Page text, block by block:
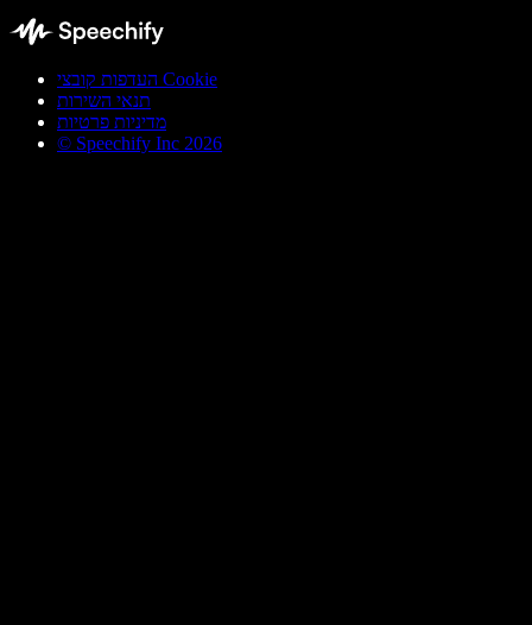
העדפות קובצי Cookie
תנאי השירות
מדיניות פרטיות
© Speechify Inc 2026